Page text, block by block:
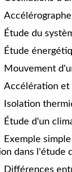
du
et
d'un
simple
dans l'étude